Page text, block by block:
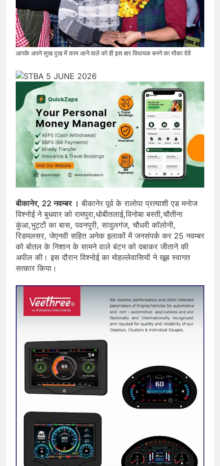
आपके अपने सुख दुख में काम आने वाले को ही इस बार विधायक बनने का मौका देवें
बीकानेर, 22 नवम्बर । बीकानेर पूर्व के रालोपा प्रत्याशी एड मनोज
विश्नोई ने बुधवार को रामपुरा,धोबीतलाई,विनोबा बस्ती,चौतीना
कुंआ,भुट्टों का बास, पवनपुरी, सादुलगंज, चौधरी कॉलोनी,
रिडमलसर, जेएनवी सहित अनेक इलाकों में जनसंपर्क कर 25 नवम्बर
को बोतल के निशान के सामने वाले बंटन को दबाकर जीताने की
अपील की। इस दौरान विश्नोई का मोहल्लेवासियों ने खूब स्वागत
सत्कार किया।